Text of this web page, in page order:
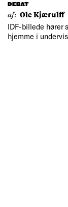
DEBAT
af: Ole Kjærulff
IDF-billede hører
hjemme i